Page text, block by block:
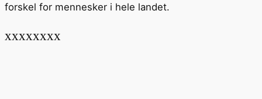
forskel for mennesker i hele landet.
xxxxxxxx